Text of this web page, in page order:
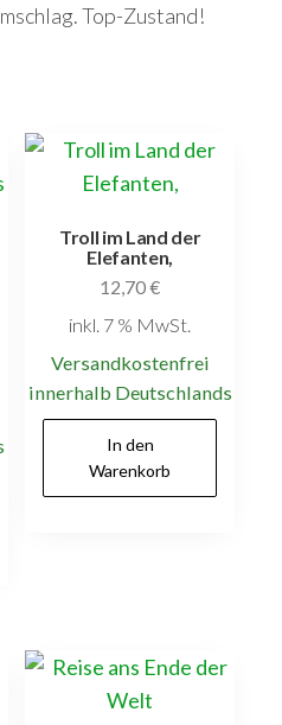
Top-Zustand!
Troll im Land der
Elefanten,
12,70€
inkl. 7 % MwSt.
Versandkostenfrei
innerhalb Deutschlands
In den
Warenkorb